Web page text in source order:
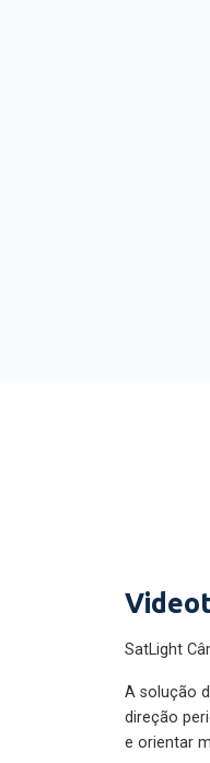
SatLight
A solução
direção
e orientar